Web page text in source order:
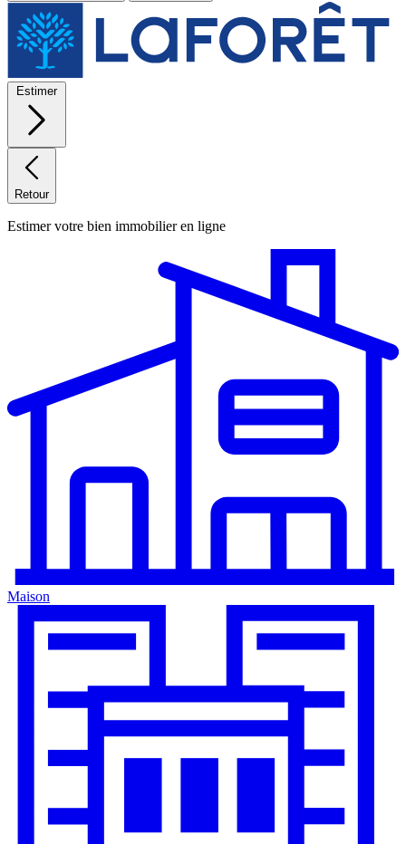
Estimer
Retour
Estimer votre bien immobilier en ligne
Maison